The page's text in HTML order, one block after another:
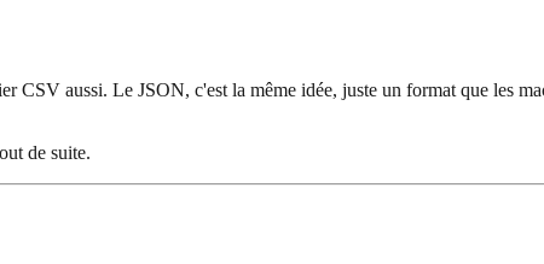
CSV aussi. Le JSON, c'est la même idée, juste un format que les
de suite.